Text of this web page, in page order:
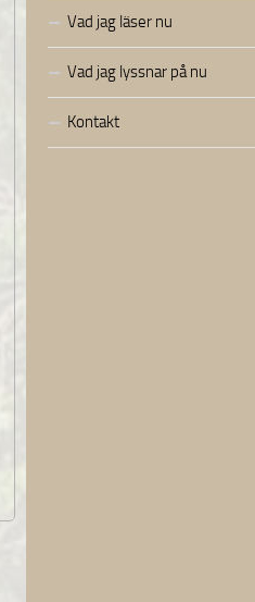
Vad jag läser nu
Vad jag lyssnar på nu
Kontakt